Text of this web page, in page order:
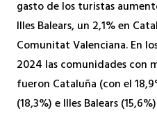
gasto de los turistas
Illes Balears, un 2,1% en
Comunitat Valenciana. En
2024 las comunidades con
fueron Cataluña (con el
(18,3%) e Illes Balears